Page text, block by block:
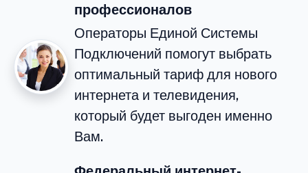
профессионалов
Операторы Единой Системы
Подключений помогут выбрать
оптимальный тариф для нового
интернета и телевидения,
который будет выгоден именно
Вам.